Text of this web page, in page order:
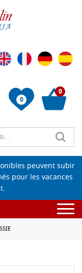
0
vide
0
peuvent subir
pour les vacances